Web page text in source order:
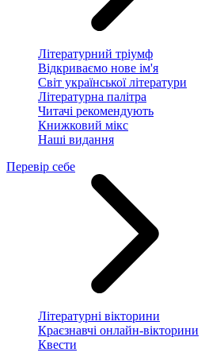
Літературний тріумф
Відкриваємо нове ім'я
Світ української літератури
Літературна палітра
Читачі рекомендують
Книжковий мікс
Наші видання
Перевір себе
Літературні вікторини
Краєзнавчі онлайн-вікторини
Квести